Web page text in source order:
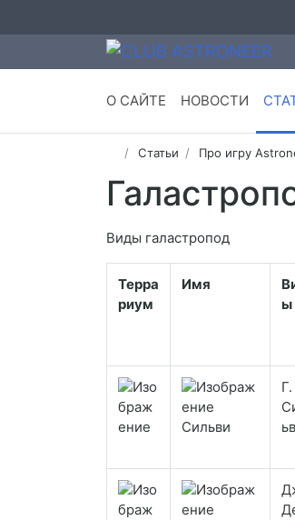
О САЙТЕ НОВОСТИ
Статьи Про игру
Виды галастропод
Терра
риум
Имя
ы
Сильви
Г.